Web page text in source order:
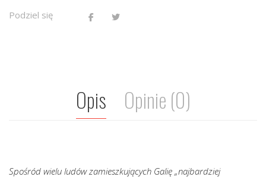
Podziel się
Opis Opinie (0)
Spośród wielu ludów zamieszkujących Galię „najbardziej